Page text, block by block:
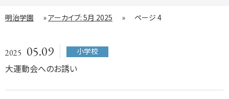
明治学園 »アーカイブ: 5月 2025 » ページ 4
2025 05.09 小学校
大運動会へのお誘い